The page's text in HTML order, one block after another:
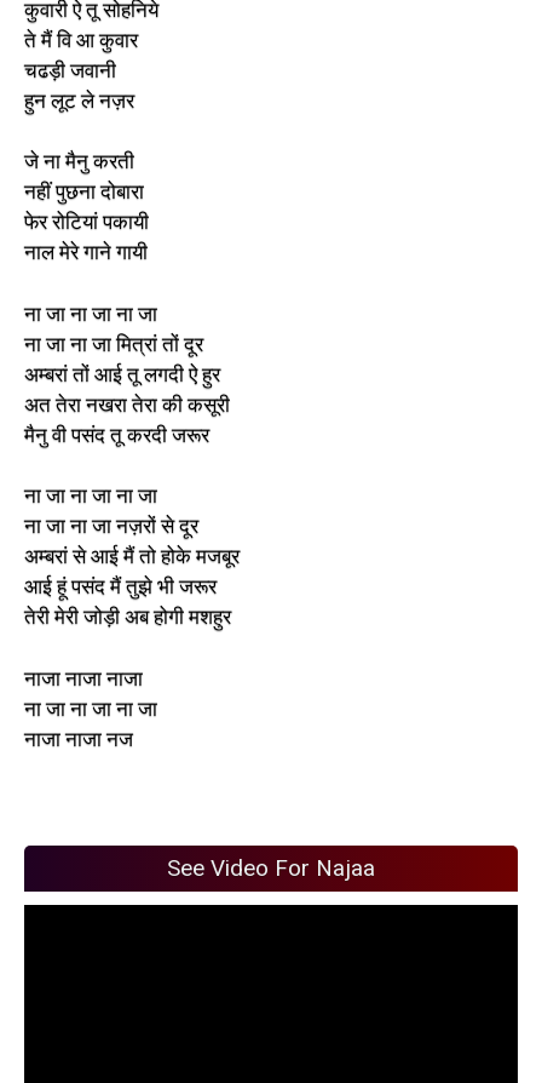
कुवारी ऐ तू सोहनिये
ते मैं वि आ कुवार
चढड़ी जवानी
हुन लूट ले नज़र
जे ना मैनु करती
नहीं पुछना दोबारा
फेर रोटियां पकायी
नाल मेरे गाने गायी
ना जा ना जा ना जा
ना जा ना जा मित्रां तों दूर
अम्बरां तों आई तू लगदी ऐ हुर
अत तेरा नखरा तेरा की कसूरी
मैनु वी पसंद तू करदी जरूर
ना जा ना जा ना जा
ना जा ना जा नज़रों से दूर
अम्बरां से आई मैं तो होके मजबूर
आई हूं पसंद मैं तुझे भी जरूर
तेरी मेरी जोड़ी अब होगी मशहुर
नाजा नाजा नाजा
ना जा ना जा ना जा
नाजा नाजा नज
See Video For Najaa